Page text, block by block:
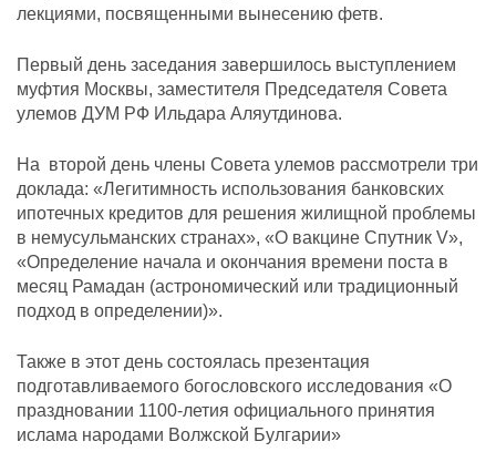
лекциями, посвященными вынесению фетв.
Первый день заседания завершилось выступлением
муфтия Москвы, заместителя Председателя Совета
улемов ДУМ РФ Ильдара Аляутдинова.
На второй день члены Совета улемов рассмотрели три
доклада: «Легитимность использования банковских
ипотечных кредитов для решения жилищной проблемы
в немусульманских странах», «О вакцине Спутник V»,
«Определение начала и окончания времени поста в
месяц Рамадан (астрономический или традиционный
подход в определении)».
Также в этот день состоялась презентация
подготавливаемого богословского исследования «О
праздновании 1100-летия официального принятия
ислама народами Волжской Булгарии»